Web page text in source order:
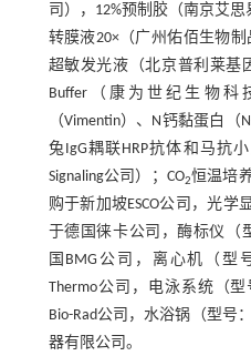
司），12%预制胶（南京艾
转膜液20×（广州佑佰生物制
超敏发光液（北京普利莱基
Buffer（康为世纪生物科
（Vimentin）、N钙黏蛋白（
兔IgG耦联HRP抗体和马抗
Signaling公司）；CO2恒温培
购于新加坡ESCO公司，光学
于德国徕卡公司，酶标仪（
国BMG公司，离心机（型
Thermo公司，电泳系统（型
Bio-Rad公司，水浴锅（型号
器有限公司。